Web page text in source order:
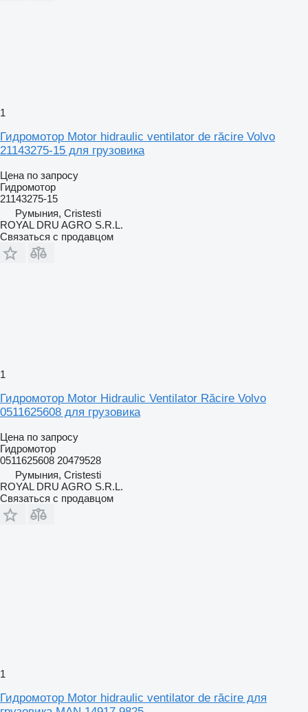
1
Гидромотор Motor hidraulic ventilator de răcire Volvo
21143275-15 для грузовика
Цена по запросу
Гидромотор
21143275-15
Румыния, Cristesti
ROYAL DRU AGRO S.R.L.
Связаться с продавцом
1
Гидромотор Motor Hidraulic Ventilator Răcire Volvo
0511625608 для грузовика
Цена по запросу
Гидромотор
0511625608 20479528
Румыния, Cristesti
ROYAL DRU AGRO S.R.L.
Связаться с продавцом
1
Гидромотор Motor hidraulic ventilator de răcire для